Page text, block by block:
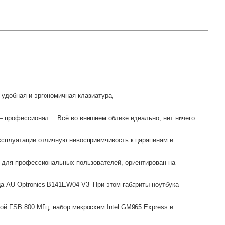
и эргономичная клавиатура,
профессионал… Всё во внешнем облике идеально, нет ничего
отличную невосприимчивость к царапинам и
профессиональных пользователей, ориентирован на
Optronics B141EW04 V3. При этом габариты ноутбука
FSB 800 МГц, набор микросхем Intel GM965 Express и